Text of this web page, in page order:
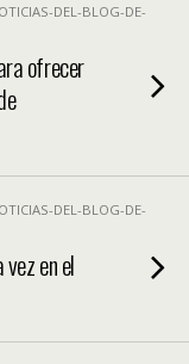
DEL-BLOG-DE-
ofrecer
DEL-BLOG-DE-
en el